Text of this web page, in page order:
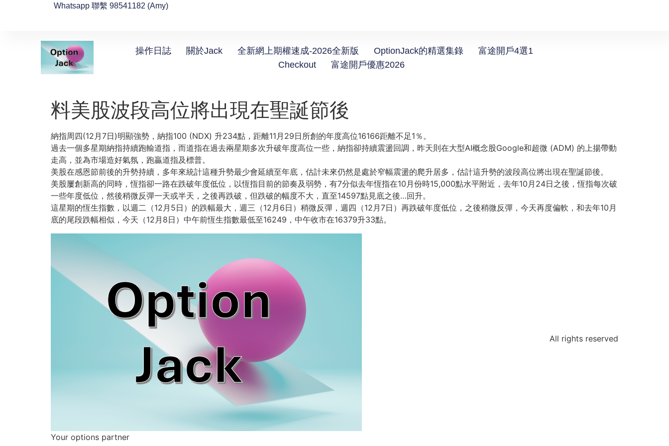
Whatsapp 聯繫 98541182 (Amy)
操作日誌 關於Jack 全新網上期權速成-2026全新版 OptionJack的精選集錄
富途開戶4選1
Checkout
富途開戶優惠2026
料美股波段高位將出現在聖誕節後
納指周四(12月7日)明顯強勢，納指100 (NDX) 升234點， 距離11月29日所創的年度高位16166距離不足1％。
過去一個多星期納指持續跑輸道指， 而道指在過去兩星期多次升破年度高位一些，納指卻持續震盪回調， 昨天則在大型AI概念股Google和超微 (ADM) 的上揚帶動
走高，並為市場造好氣氛，跑贏道指及標普。
美股在感恩節前後的升勢持續， 多年來統計這種升勢最少會延續至年底， 估計未來仍然是處於窄幅震盪的爬升居多， 估計這升勢的波段高位將出現在聖誕節後。
美股屢創新高的同時，恆指卻一路在跌破年度低位， 以恆指目前的節奏及弱勢，有7分似去年恆指在10月份時15,000點水平附近，去年10月24日之後，恆指每次破
一些年度低位，然後稍微反彈一天或半天，之後再跌破， 但跌破的幅度不大，直至14597點見底之後…回升。
這星期的恆生指數，以週二（12月5日）的跌幅最大，週三（12月6日）稍微反彈，週四（12月7日）再跌破年度低位， 之後稍微反彈，今天再度偏軟，和去年10月
底的尾段跌幅相似， 今天（12月8日）中午前恆生指數最低至16249， 中午收市在16379升33點。
Your options partner
All rights reserved